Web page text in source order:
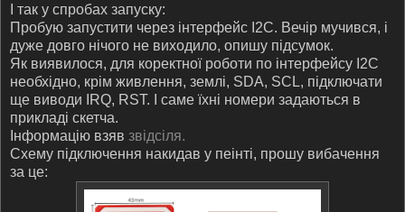
І так у спробах запуску:
Пробую запустити через інтерфейс I2C. Вечір мучився, і
дуже довго нічого не виходило, опишу підсумок.
Як виявилося, для коректної роботи по інтерфейсу I2C
необхідно, крім живлення, землі, SDA, SCL, підключати
ще виводи IRQ, RST. І саме їхні номери задаються в
прикладі скетча.
Інформацію взяв звідсіля.
Схему підключення накидав у пеінті, прошу вибачення
за це: